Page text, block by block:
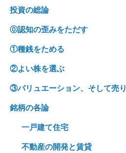
投資の総論
⓪認知の歪みをただす
①種銭をためる
②よい株を選ぶ
③バリュエーション、そして売り
銘柄の各論
一戸建て住宅
不動産の開発と賃貸